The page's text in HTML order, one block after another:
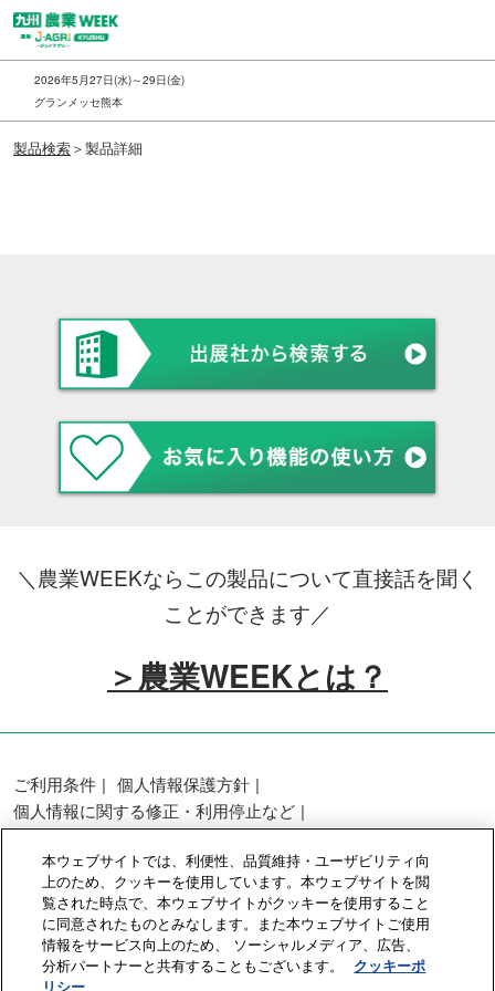
ス
キ
ッ
し
て
2026年5月27日(水)～29日(金)
グランメッセ熊本
製品検索＞製品詳細
＼農業WEEKならこの製品について直接話を聞く
ことができます／
＞農業WEEKとは？
ご利用条件
個人情報保護方針
個人情報に関する修正・利用停止など
展示会・セミナー参加ポリシー
カスタマーハラスメントに対する基本方針
クッキーポリシー
クッキーの設定
Copyright © RX Japan GK
本ウェブサイトでは、利便性、品質維持・ユーザビリティ向
上のため、クッキーを使用しています。本ウェブサイトを閲
覧された時点で、本ウェブサイトがクッキーを使用すること
に同意されたものとみなします。また本ウェブサイトご使用
情報をサービス向上のため、 ソーシャルメディア、広告、
分析パートナーと共有することもございます。
クッキーポ
リシー